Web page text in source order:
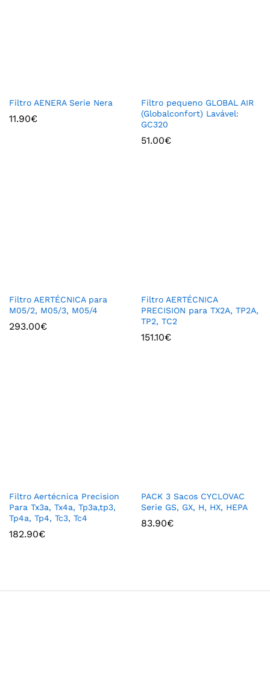
Filtro AENERA Serie Nera
11.90€
Filtro pequeno GLOBAL AIR
(Globalconfort) Lavável:
GC320
51.00€
Filtro AERTÉCNICA para
M05/2, M05/3, M05/4
293.00€
Filtro AERTÉCNICA
PRECISION para TX2A, TP2A,
TP2, TC2
151.10€
Filtro Aertécnica Precision
Para Tx3a, Tx4a, Tp3a,tp3,
Tp4a, Tp4, Tc3, Tc4
182.90€
PACK 3 Sacos CYCLOVAC
Serie GS, GX, H, HX, HEPA
83.90€